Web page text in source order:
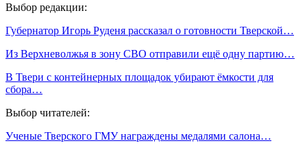
Выбор редакции:
Губернатор Игорь Руденя рассказал о готовности Тверской…
Из Верхневолжья в зону СВО отправили ещё одну партию…
В Твери с контейнерных площадок убирают ёмкости для
сбора…
Выбор читателей:
Ученые Тверского ГМУ награждены медалями салона…